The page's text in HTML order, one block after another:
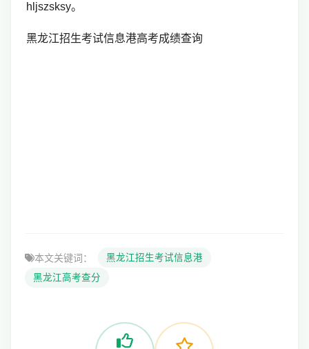
hljszsksy。
黑龙江招生考试信息港高考成绩查询
本文关键词：
黑龙江招生考试信息港
黑龙江高考查分